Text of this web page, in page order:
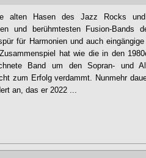
alten Hasen des Jazz Rocks
und berühmtesten Fusion-Bands
für Harmonien und auch
hat wie die in den
Band um den Sopran- und
zum Erfolg verdammt. Nunmehr
an, das er 2022 ...